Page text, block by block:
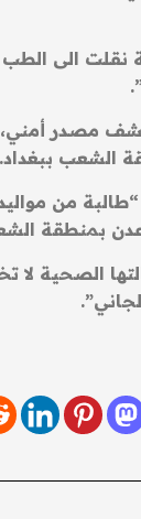
نقلت الى الطب
مصدر
الشعب ببغداد.
بمنطقة
الصحية لا